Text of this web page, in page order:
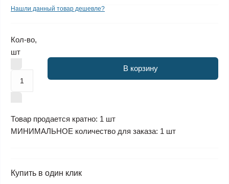
Нашли данный товар дешевле?
Кол-во,
шт
В корзину
Товар продается кратно: 1 шт
МИНИМАЛЬНОЕ количество для заказа: 1 шт
Купить в один клик